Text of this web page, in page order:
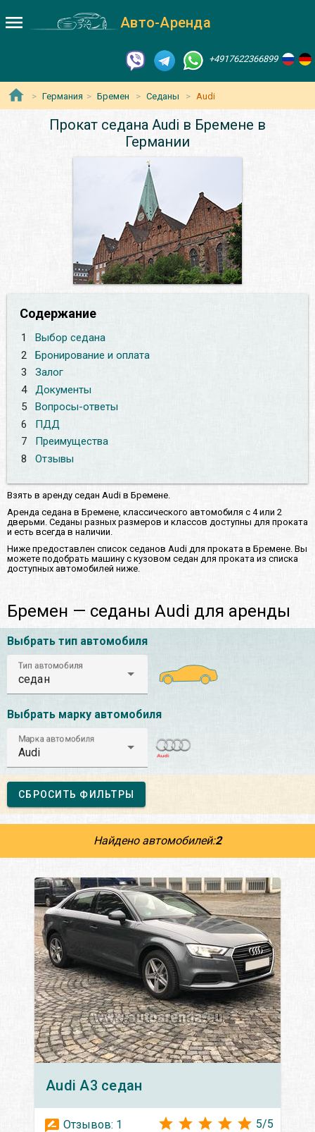
Авто-Аренда
+4917622366899
Германия Бремен Седаны Audi
Прокат седана Audi в Бремене в
Германии
Содержание
1
Выбор седана
2
Бронирование и оплата
3
Залог
4
Документы
5
Вопросы-ответы
6
ПДД
7
Преимущества
8
Отзывы
Взять в аренду седан Audi в Бремене.
Аренда седана в Бремене, классического автомобиля с 4 или 2
дверьми. Седаны разных размеров и классов доступны для проката
и есть всегда в наличии.
Ниже предоставлен список седанов Audi для проката в Бремене. Вы
можете подобрать машину с кузовом седан для проката из списка
доступных автомобилей ниже.
Бремен — седаны Audi для аренды
Выбрать тип автомобиля
Тип автомобиля
седан
Выбрать марку автомобиля
Марка автомобиля
Audi
СБРОСИТЬ ФИЛЬТРЫ
Найдено автомобилей:2
Audi A3 седан
Отзывов: 1 5/5